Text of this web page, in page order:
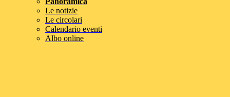
Le notizie
Le circolari
Calendario eventi
Albo online